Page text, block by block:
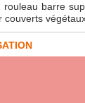
barre
couverts